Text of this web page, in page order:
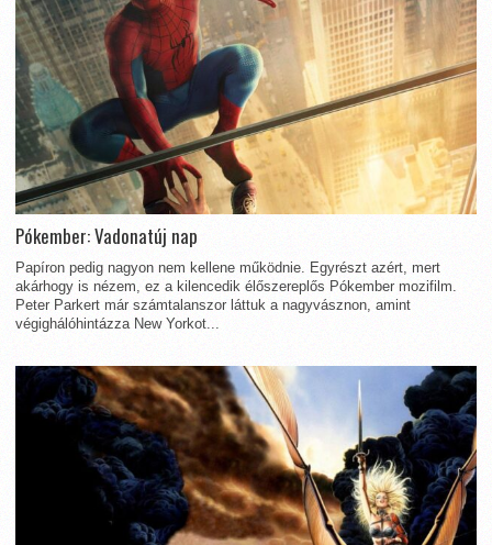
Pókember: Vadonatúj nap
Papíron pedig nagyon nem kellene működnie. Egyrészt azért, mert
akárhogy is nézem, ez a kilencedik élőszereplős Pókember mozifilm.
Peter Parkert már számtalanszor láttuk a nagyvásznon, amint
végighálóhintázza New Yorkot...